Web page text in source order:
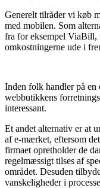
Generelt tilråder vi køb
med mobilen. Som
fra for eksempel ViaBill,
omkostningerne ude i
Inden folk handler på en
webbutikkens
interessant.
Et andet alternativ er at
af e-mærket, eftersom
firmaet opretholder de
regelmæssigt tilses af
området. Desuden
vanskeligheder i